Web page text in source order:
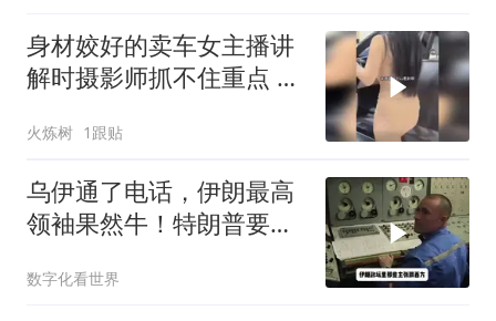
身材姣好的卖车女主播讲
解时摄影师抓不住重点 女
火炼树 1跟贴
乌伊通了电话，伊朗最高
领袖果然牛！特朗普要气
数字化看世界